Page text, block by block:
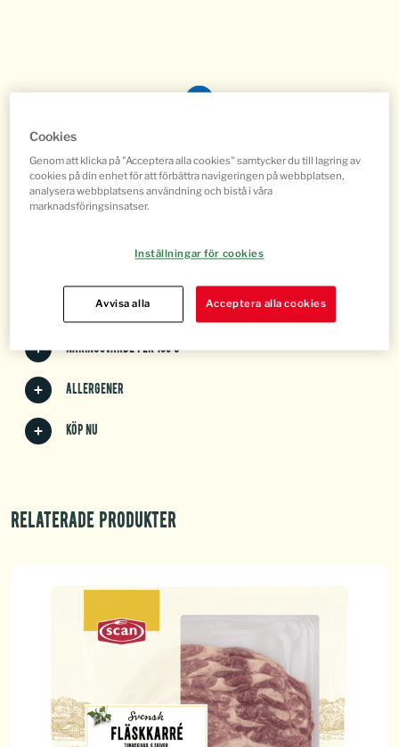
Karré
Produktfakta
Näringsvärde per 100 g
Allergener
Köp nu
Relaterade produkter
Cookies
Genom att klicka på "Acceptera alla cookies" samtycker du till lagring av
cookies på din enhet för att förbättra navigeringen på webbplatsen,
analysera webbplatsens användning och bistå i våra
marknadsföringsinsatser.
Inställningar för cookies
Avvisa alla Acceptera alla cookies